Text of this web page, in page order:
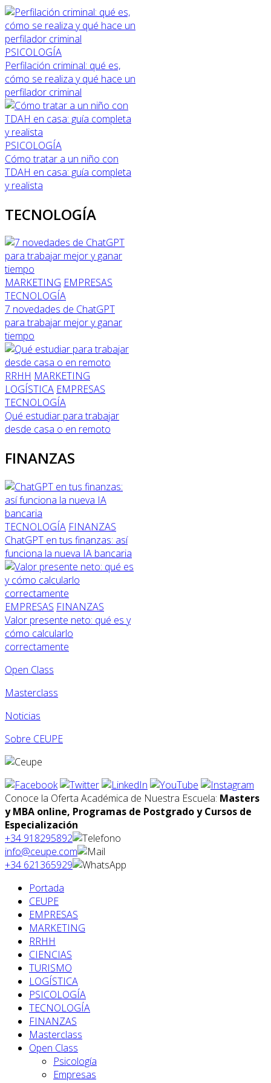
PSICOLOGÍA
Perfilación criminal: qué es,
cómo se realiza y qué hace un
perfilador criminal
PSICOLOGÍA
Cómo tratar a un niño con
TDAH en casa: guía completa
y realista
TECNOLOGÍA
MARKETING EMPRESAS
TECNOLOGÍA
7 novedades de ChatGPT
para trabajar mejor y ganar
tiempo
RRHH MARKETING
LOGÍSTICA EMPRESAS
TECNOLOGÍA
Qué estudiar para trabajar
desde casa o en remoto
FINANZAS
TECNOLOGÍA FINANZAS
ChatGPT en tus finanzas: así
funciona la nueva IA bancaria
EMPRESAS FINANZAS
Valor presente neto: qué es y
cómo calcularlo
correctamente
Open Class
Masterclass
Noticias
Sobre CEUPE
Conoce la Oferta Académica de Nuestra Escuela: Masters
y MBA online, Programas de Postgrado y Cursos de
Especialización
+34 918295892
info@ceupe.com
+34 621365929
Portada
CEUPE
EMPRESAS
MARKETING
RRHH
CIENCIAS
TURISMO
LOGÍSTICA
PSICOLOGÍA
TECNOLOGÍA
FINANZAS
Masterclass
Open Class
Psicología
Empresas